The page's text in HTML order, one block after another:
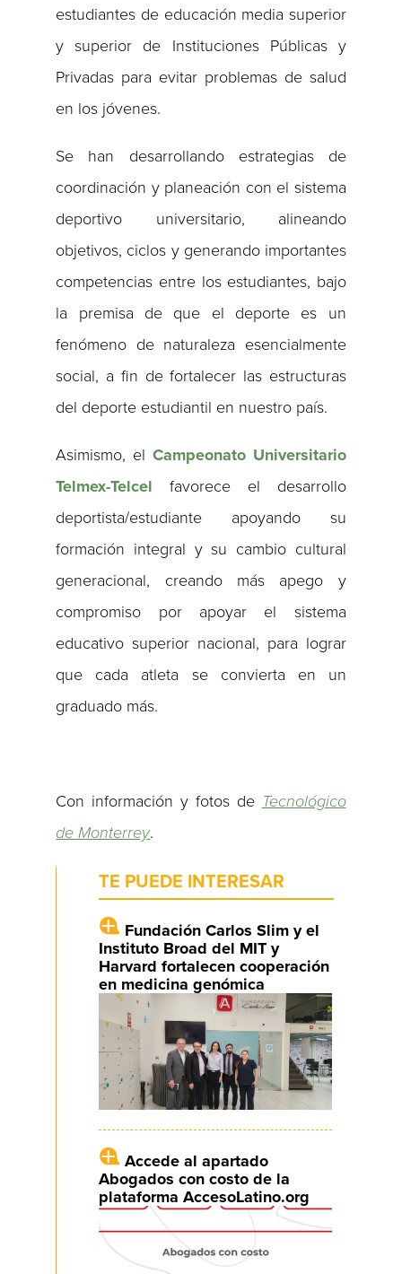
estudiantes de educación media superior
y superior de Instituciones Públicas y
Privadas para evitar problemas de salud
en los jóvenes.
Se han desarrollando estrategias de
coordinación y planeación con el sistema
deportivo universitario, alineando
objetivos, ciclos y generando importantes
competencias entre los estudiantes, bajo
la premisa de que el deporte es un
fenómeno de naturaleza esencialmente
social, a fin de fortalecer las estructuras
del deporte estudiantil en nuestro país.
Asimismo, el Campeonato Universitario
Telmex-Telcelfavorece el desarrollo
deportista/estudiante apoyando su
formación integral y su cambio cultural
generacional, creando más apego y
compromiso por apoyar el sistema
educativo superior nacional, para lograr
que cada atleta se convierta en un
graduado más.
Con información y fotos de Tecnológico
de Monterrey.
TE PUEDE INTERESAR
Fundación Carlos Slim y el
Instituto Broad del MIT y
Harvard fortalecen cooperación
en medicina genómica
Accede al apartado
Abogados con costo de la
plataforma AccesoLatino.org